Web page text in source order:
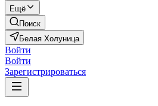
Ещё
Поиск
Белая Холуница
Войти
Войти
Зарегистрироваться